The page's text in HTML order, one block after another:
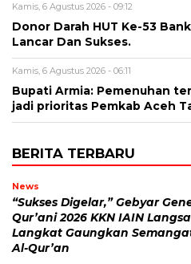
Kamis, 6 Agustus 2026 - 09:12
Donor Darah HUT Ke-53
Lancar Dan Sukses.
Kamis, 6 Agustus 2026 - 06:11
Bupati Armia: Pemenuhan
jadi prioritas Pemkab Aceh
BERITA TERBARU
News
“Sukses Digelar,” Gebyar
Qur’ani 2026 KKN IAIN
Langkat Gaungkan
Al-Qur’an